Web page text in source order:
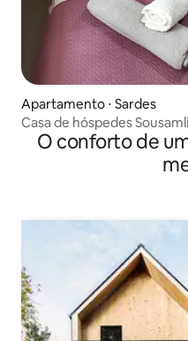
Apartamento ⋅ Sardes
Casa de hóspedes
O conforto de